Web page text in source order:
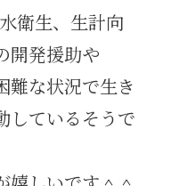
衛生、生計向
開発援助や
難な状況で生き
しているそうで